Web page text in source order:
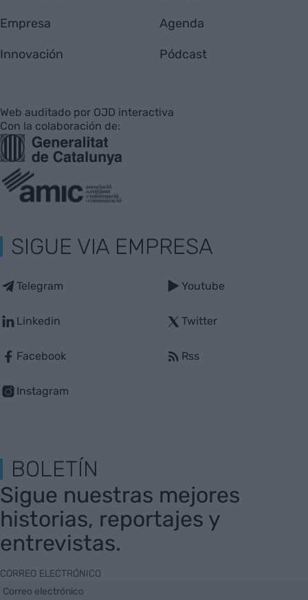
Empresa
Innovación
Agenda
Pódcast
Web auditado por OJD interactiva
Con la colaboración de:
SIGUE VIA EMPRESA
Telegram
Linkedin
Facebook
Instagram
Youtube
Twitter
Rss
BOLETÍN
Sigue nuestras mejores
historias, reportajes y
entrevistas.
CORREO ELECTRÓNICO